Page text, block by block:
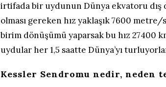
irtifada bir uydunun Dünya ekvatoru
olması gereken hız yaklaşık 7600
birim dönüşümü yaparsak bu hız 27400
uydular her 1,5 saatte Dünya’yı
Kessler Sendromu nedir, neden